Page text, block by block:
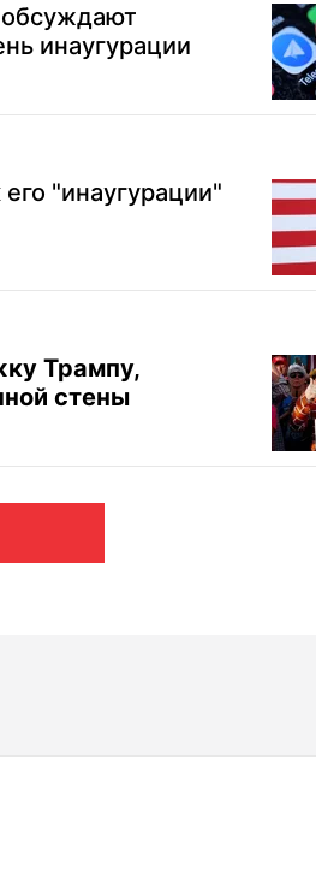
инаугурации
"инаугурации"
Трампу,
стены